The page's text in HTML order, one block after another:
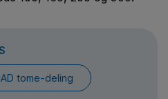
tome-deling